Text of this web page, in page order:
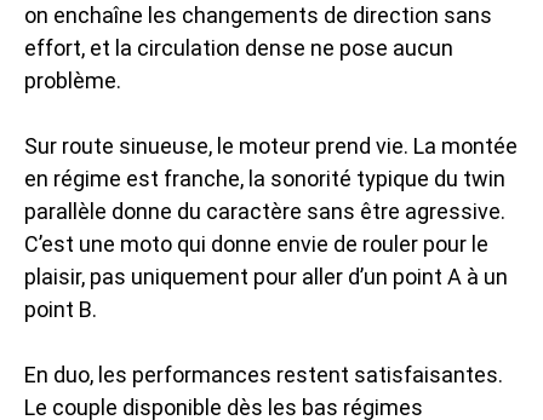
on enchaîne les changements de direction sans
effort, et la circulation dense ne pose aucun
problème.
Sur route sinueuse, le moteur prend vie. La montée
en régime est franche, la sonorité typique du twin
parallèle donne du caractère sans être agressive.
C’est une moto qui donne envie de rouler pour le
plaisir, pas uniquement pour aller d’un point A à un
point B.
En duo, les performances restent satisfaisantes.
Le couple disponible dès les bas régimes